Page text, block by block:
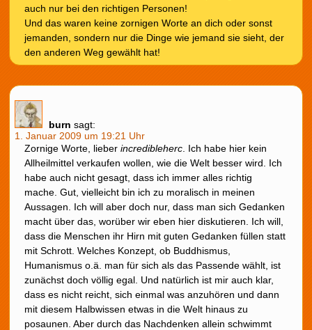
auch nur bei den richtigen Personen!
Und das waren keine zornigen Worte an dich oder sonst
jemanden, sondern nur die Dinge wie jemand sie sieht, der
den anderen Weg gewählt hat!
burn sagt:
1. Januar 2009 um 19:21 Uhr
Zornige Worte, lieberincredibleherc . Ich habe hier kein
Allheilmittel verkaufen wollen, wie die Welt besser wird. Ich
habe auch nicht gesagt, dass ich immer alles richtig
mache. Gut, vielleicht bin ich zu moralisch in meinen
Aussagen. Ich will aber doch nur, dass man sich Gedanken
macht über das, worüber wir eben hier diskutieren. Ich will,
dass die Menschen ihr Hirn mit guten Gedanken füllen statt
mit Schrott. Welches Konzept, ob Buddhismus,
Humanismus o.ä. man für sich als das Passende wählt, ist
zunächst doch völlig egal. Und natürlich ist mir auch klar,
dass es nicht reicht, sich einmal was anzuhören und dann
mit diesem Halbwissen etwas in die Welt hinaus zu
posaunen. Aber durch das Nachdenken allein schwimmt